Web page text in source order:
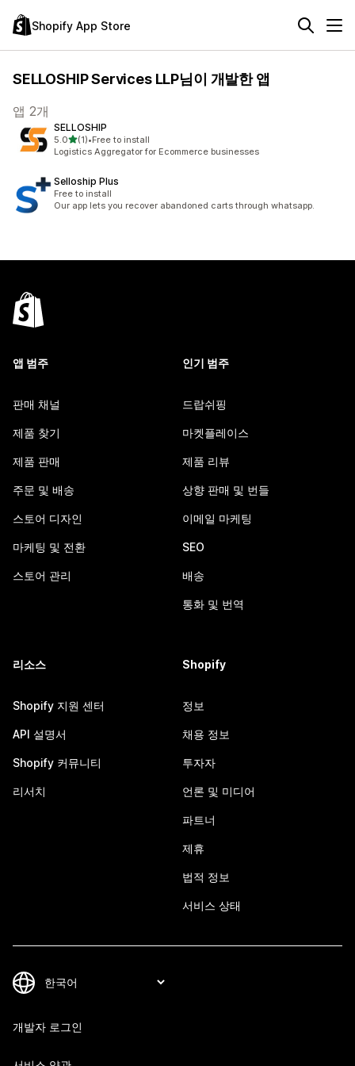
Shopify App Store
SELLOSHIP Services LLP님이 개발한 앱
앱 2개
SELLOSHIP
5.0별 5개 중
(1)
총 리뷰 1개
•Free to install
Logistics Aggregator for Ecommerce businesses
Selloship Plus
Free to install
Our app lets you recover abandoned carts through whatsapp.
앱 범주
판매 채널
제품 찾기
제품 판매
주문 및 배송
스토어 디자인
마케팅 및 전환
스토어 관리
인기 범주
드랍쉬핑
마켓플레이스
제품 리뷰
상향 판매 및 번들
이메일 마케팅
SEO
배송
통화 및 번역
리소스
Shopify 지원 센터
API 설명서
Shopify 커뮤니티
리서치
Shopify
정보
채용 정보
투자자
언론 및 미디어
파트너
제휴
법적 정보
서비스 상태
개발자 로그인